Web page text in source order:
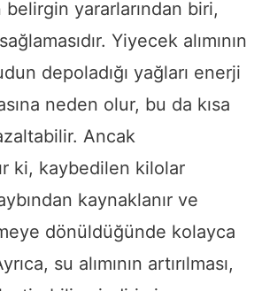
yararlarından biri,
Yiyecek alımının
depoladığı yağları enerji
neden olur, bu da kısa
Ancak
ki, kaybedilen kilolar
kaynaklanır ve
dönüldüğünde kolayca
su alımının artırılması,